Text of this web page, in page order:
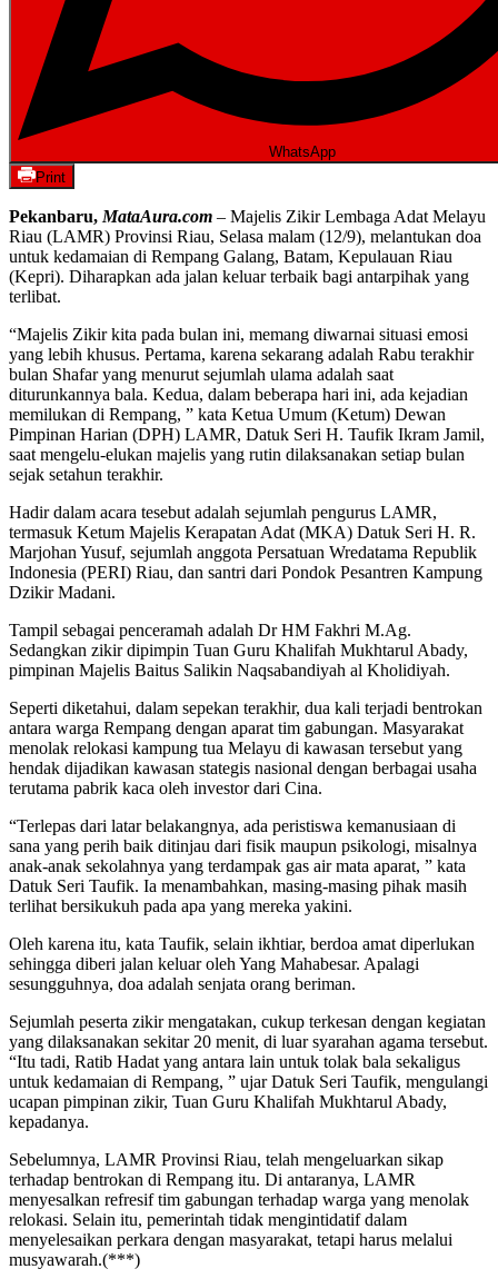
WhatsApp
Print
Pekanbaru, MataAura.com – Majelis Zikir Lembaga Adat Melayu
Riau (LAMR) Provinsi Riau, Selasa malam (12/9), melantukan doa
untuk kedamaian di Rempang Galang, Batam, Kepulauan Riau
(Kepri). Diharapkan ada jalan keluar terbaik bagi antarpihak yang
terlibat.
“Majelis Zikir kita pada bulan ini, memang diwarnai situasi emosi
yang lebih khusus. Pertama, karena sekarang adalah Rabu terakhir
bulan Shafar yang menurut sejumlah ulama adalah saat
diturunkannya bala. Kedua, dalam beberapa hari ini, ada kejadian
memilukan di Rempang, ” kata Ketua Umum (Ketum) Dewan
Pimpinan Harian (DPH) LAMR, Datuk Seri H. Taufik Ikram Jamil,
saat mengelu-elukan majelis yang rutin dilaksanakan setiap bulan
sejak setahun terakhir.
Hadir dalam acara tesebut adalah sejumlah pengurus LAMR,
termasuk Ketum Majelis Kerapatan Adat (MKA) Datuk Seri H. R.
Marjohan Yusuf, sejumlah anggota Persatuan Wredatama Republik
Indonesia (PERI) Riau, dan santri dari Pondok Pesantren Kampung
Dzikir Madani.
Tampil sebagai penceramah adalah Dr HM Fakhri M.Ag.
Sedangkan zikir dipimpin Tuan Guru Khalifah Mukhtarul Abady,
pimpinan Majelis Baitus Salikin Naqsabandiyah al Kholidiyah.
Seperti diketahui, dalam sepekan terakhir, dua kali terjadi bentrokan
antara warga Rempang dengan aparat tim gabungan. Masyarakat
menolak relokasi kampung tua Melayu di kawasan tersebut yang
hendak dijadikan kawasan stategis nasional dengan berbagai usaha
terutama pabrik kaca oleh investor dari Cina.
“Terlepas dari latar belakangnya, ada peristiswa kemanusiaan di
sana yang perih baik ditinjau dari fisik maupun psikologi, misalnya
anak-anak sekolahnya yang terdampak gas air mata aparat, ” kata
Datuk Seri Taufik. Ia menambahkan, masing-masing pihak masih
terlihat bersikukuh pada apa yang mereka yakini.
Oleh karena itu, kata Taufik, selain ikhtiar, berdoa amat diperlukan
sehingga diberi jalan keluar oleh Yang Mahabesar. Apalagi
sesungguhnya, doa adalah senjata orang beriman.
Sejumlah peserta zikir mengatakan, cukup terkesan dengan kegiatan
yang dilaksanakan sekitar 20 menit, di luar syarahan agama tersebut.
“Itu tadi, Ratib Hadat yang antara lain untuk tolak bala sekaligus
untuk kedamaian di Rempang, ” ujar Datuk Seri Taufik, mengulangi
ucapan pimpinan zikir, Tuan Guru Khalifah Mukhtarul Abady,
kepadanya.
Sebelumnya, LAMR Provinsi Riau, telah mengeluarkan sikap
terhadap bentrokan di Rempang itu. Di antaranya, LAMR
menyesalkan refresif tim gabungan terhadap warga yang menolak
relokasi. Selain itu, pemerintah tidak mengintidatif dalam
menyelesaikan perkara dengan masyarakat, tetapi harus melalui
musyawarah.(***)